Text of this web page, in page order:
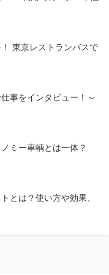
東京レストランバスで
事をインタビュー！～
ミー車輌とは一体？
とは？使い方や効果、